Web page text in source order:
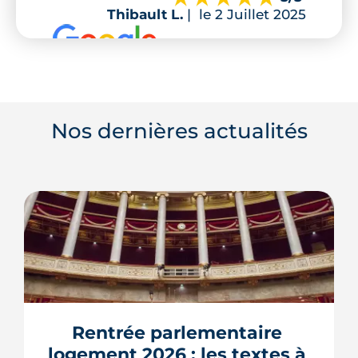
Thibault L. | le 2 Juillet 2025
Nos dernières actualités
Rentrée parlementaire